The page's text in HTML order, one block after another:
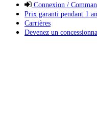
Connexion /
Prix garanti pendant 1 an
Carrières
Devenez un